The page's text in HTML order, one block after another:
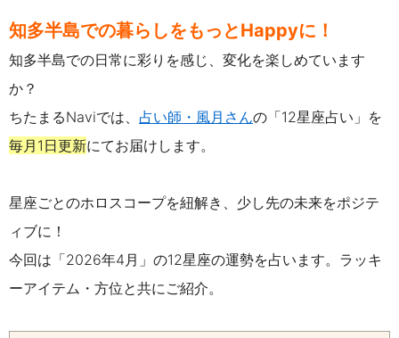
知多半島での暮らしをもっとHappyに！
知多半島での日常に彩りを感じ、変化を楽しめています
か？
ちたまるNaviでは、 占い師・風月さんの「12星座占い」を
毎月1日更新にてお届けします。
星座ごとのホロスコープを紐解き、少し先の未来をポジテ
ィブに！
今回は「2026年4月」の12星座の運勢を占います。 ラッキ
ーアイテム・方位と共にご紹介。